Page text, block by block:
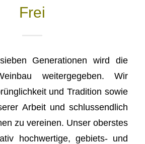
Frei
Generationen wird die
weitergegeben. Wir
und Tradition sowie
Arbeit und schlussendlich
zu vereinen. Unser oberstes
hochwertige, gebiets- und